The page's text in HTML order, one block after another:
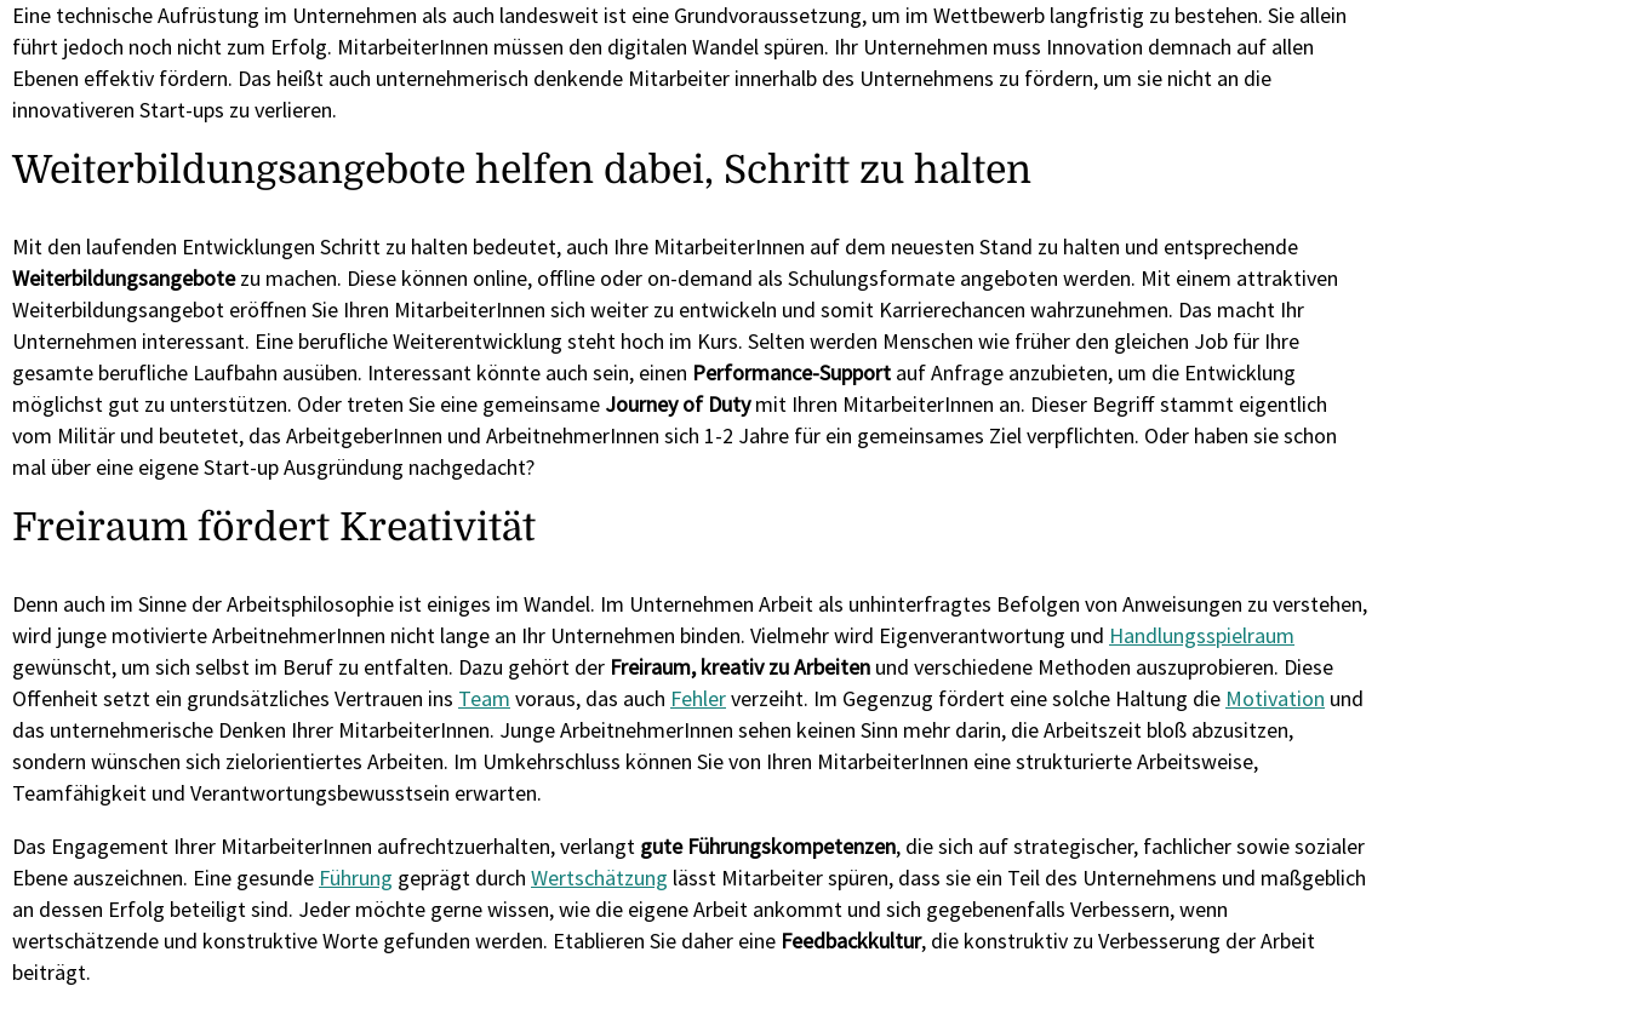
Eine technische Aufrüstung im Unternehmen als auch landesweit ist eine Grundvoraussetzung, um im Wettbewerb langfristig zu bestehen. Sie allein
führt jedoch noch nicht zum Erfolg. MitarbeiterInnen müssen den digitalen Wandel spüren. Ihr Unternehmen muss Innovation demnach auf allen
Ebenen effektiv fördern. Das heißt auch unternehmerisch denkende Mitarbeiter innerhalb des Unternehmens zu fördern, um sie nicht an die
innovativeren Start-ups zu verlieren.
Weiterbildungsangebote helfen dabei, Schritt zu halten
Mit den laufenden Entwicklungen Schritt zu halten bedeutet, auch Ihre MitarbeiterInnen auf dem neuesten Stand zu halten und entsprechende
Weiterbildungsangebotezu machen. Diese können online, offline oder on-demand als Schulungsformate angeboten werden. Mit einem attraktiven
Weiterbildungsangebot eröffnen Sie Ihren MitarbeiterInnen sich weiter zu entwickeln und somit Karrierechancen wahrzunehmen. Das macht Ihr
Unternehmen interessant. Eine berufliche Weiterentwicklung steht hoch im Kurs. Selten werden Menschen wie früher den gleichen Job für Ihre
gesamte berufliche Laufbahn ausüben. Interessant könnte auch sein, einen Performance-Support auf Anfrage anzubieten, um die Entwicklung
möglichst gut zu unterstützen. Oder treten Sie eine gemeinsame Journey of Dutymit Ihren MitarbeiterInnen an. Dieser Begriff stammt eigentlich
vom Militär und beutetet, das ArbeitgeberInnen und ArbeitnehmerInnen sich 1-2 Jahre für ein gemeinsames Ziel verpflichten. Oder haben sie schon
mal über eine eigene Start-up Ausgründung nachgedacht?
Freiraum fördert Kreativität
Denn auch im Sinne der Arbeitsphilosophie ist einiges im Wandel. Im Unternehmen Arbeit als unhinterfragtes Befolgen von Anweisungen zu verstehen,
wird junge motivierte ArbeitnehmerInnen nicht lange an Ihr Unternehmen binden. Vielmehr wird Eigenverantwortung und Handlungsspielraum
gewünscht, um sich selbst im Beruf zu entfalten. Dazu gehört der Freiraum, kreativ zu Arbeiten und verschiedene Methoden auszuprobieren. Diese
Offenheit setzt ein grundsätzliches Vertrauen ins Team voraus, das auch Fehlerverzeiht. Im Gegenzug fördert eine solche Haltung die Motivation und
das unternehmerische Denken Ihrer MitarbeiterInnen. Junge ArbeitnehmerInnen sehen keinen Sinn mehr darin, die Arbeitszeit bloß abzusitzen,
sondern wünschen sich zielorientiertes Arbeiten. Im Umkehrschluss können Sie von Ihren MitarbeiterInnen eine strukturierte Arbeitsweise,
Teamfähigkeit und Verantwortungsbewusstsein erwarten.
Das Engagement Ihrer MitarbeiterInnen aufrechtzuerhalten, verlangt gute Führungskompetenzen, die sich auf strategischer, fachlicher sowie sozialer
Ebene auszeichnen. Eine gesunde Führung geprägt durch Wertschätzung lässt Mitarbeiter spüren, dass sie ein Teil des Unternehmens und maßgeblich
an dessen Erfolg beteiligt sind. Jeder möchte gerne wissen, wie die eigene Arbeit ankommt und sich gegebenenfalls Verbessern, wenn
wertschätzende und konstruktive Worte gefunden werden. Etablieren Sie daher eine Feedbackkultur, die konstruktiv zu Verbesserung der Arbeit
beiträgt.